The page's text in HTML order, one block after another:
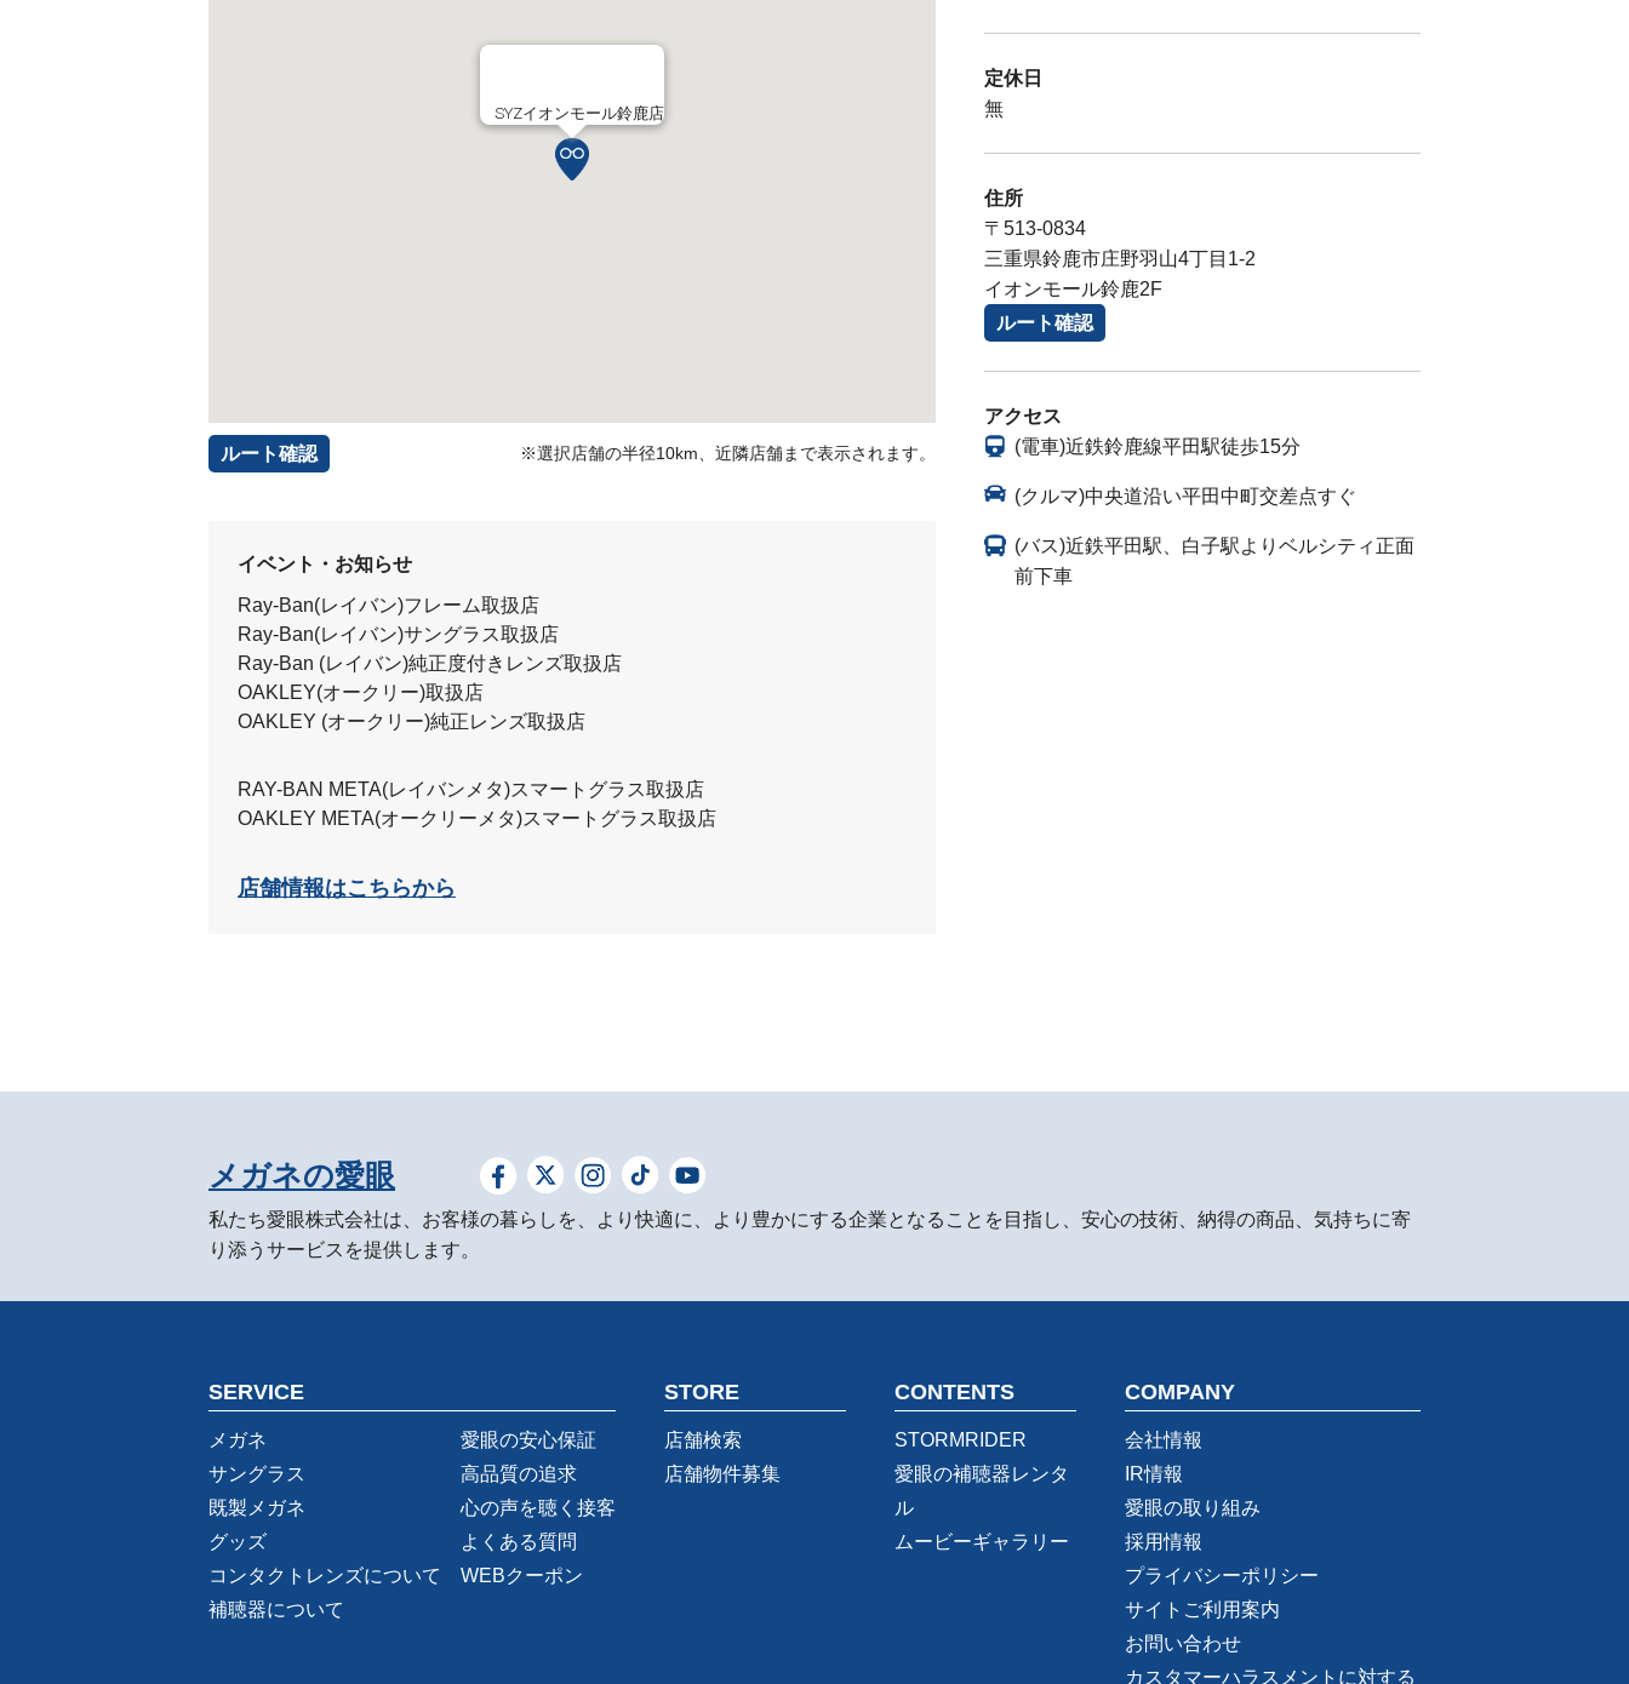
定休日
無
住所
〒513-0834
三重県鈴鹿市庄野羽山4丁目1-2
イオンモール鈴鹿2F
ルート確認
アクセス
(電車)近鉄鈴鹿線平田駅徒歩15分
(クルマ)中央道沿い平田中町交差点すぐ
(バス)近鉄平田駅、白子駅よりベルシティ正面
前下車
SYZイオンモール鈴鹿店
ルート確認 ※選択店舗の半径10km、近隣店舗まで表示されます。
イベント・お知らせ
Ray-Ban(レイバン)フレーム取扱店
Ray-Ban(レイバン)サングラス取扱店
Ray-Ban (レイバン)純正度付きレンズ取扱店
OAKLEY(オークリー)取扱店
OAKLEY (オークリー)純正レンズ取扱店
RAY-BAN META(レイバンメタ)スマートグラス取扱店
OAKLEY META(オークリーメタ)スマートグラス取扱店
店舗情報はこちらから
メガネの愛眼
私たち愛眼株式会社は、お客様の暮らしを、より快適に、より豊かにする企業となることを目指し、安心の技術、納得の商品、気持ちに寄
り添うサービスを提供します。
SERVICE
メガネ
サングラス
既製メガネ
グッズ
コンタクトレンズについて
補聴器について
愛眼の安心保証
高品質の追求
心の声を聴く接客
よくある質問
WEBクーポン
STORE
店舗検索
店舗物件募集
CONTENTS
STORMRIDER
愛眼の補聴器レンタ
ル
ムービーギャラリー
COMPANY
会社情報
IR情報
愛眼の取り組み
採用情報
プライバシーポリシー
サイトご利用案内
お問い合わせ
カスタマーハラスメントに対する